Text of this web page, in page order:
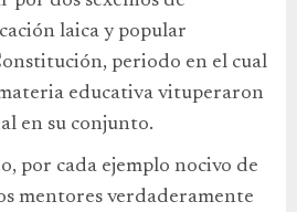
laica y popular
periodo en el cual
educativa vituperaron
en su conjunto.
por cada ejemplo nocivo de
mentores verdaderamente